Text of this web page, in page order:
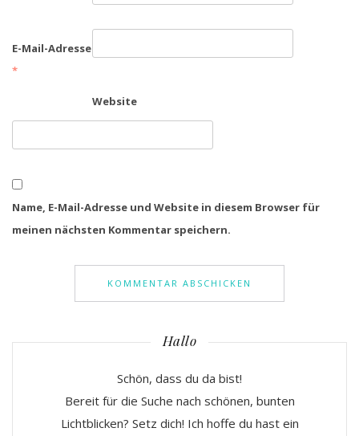
E-Mail-Adresse
*
Website
Name, E-Mail-Adresse und Website in diesem Browser für
meinen nächsten Kommentar speichern.
Hallo
Schön, dass du da bist!
Bereit für die Suche nach schönen, bunten
Lichtblicken? Setz dich! Ich hoffe du hast ein